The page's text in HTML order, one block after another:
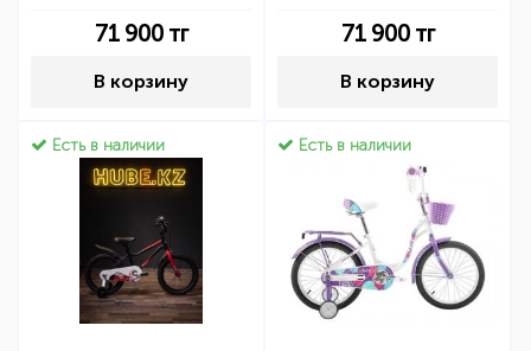
71 900тг
В корзину
71 900тг
В корзину
Есть в наличии Есть в наличии